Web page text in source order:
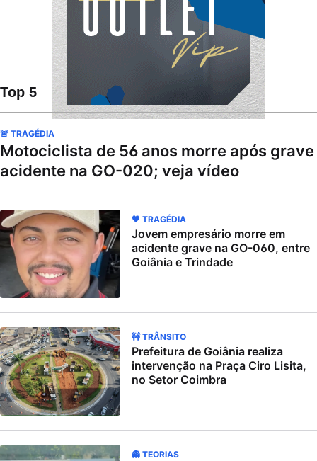
Top 5
🚨 TRAGÉDIA
Motociclista de 56 anos morre após grave
acidente na GO-020; veja vídeo
🖤 TRAGÉDIA
Jovem empresário morre em
acidente grave na GO-060, entre
Goiânia e Trindade
🚧 TRÂNSITO
Prefeitura de Goiânia realiza
intervenção na Praça Ciro Lisita,
no Setor Coimbra
👻 TEORIAS